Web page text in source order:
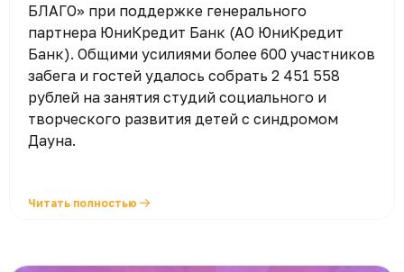
БЛАГО» при поддержке генерального
партнера ЮниКредит Банк (АО ЮниКредит
Банк). Общими усилиями более 600 участников
забега и гостей удалось собрать 2 451 558
рублей на занятия студий социального и
творческого развития детей с синдромом
Дауна.
Читать полностью